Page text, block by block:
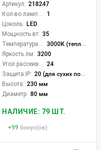
Артикул: 218247
1
Цоколь: LED
Мощность вт: 35
3000K (теплый), 6000K (холодный), CCT механическое переключение
Яркость лм: 3200
24
Защита IP: 20 (для сухих пом.)
Высота: 230 мм
Диаметр: 80 мм
НАЛИЧИЕ: 79 ШТ.
+99 бонус(ов)